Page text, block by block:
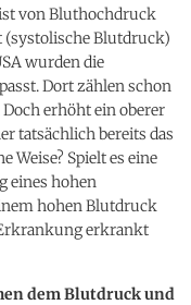
von Bluthochdruck
(systolische Blutdruck)
wurden die
Dort zählen schon
erhöht ein oberer
tatsächlich bereits das
Weise? Spielt es eine
eines hohen
hohen Blutdruck
erkrankt
dem Blutdruck und